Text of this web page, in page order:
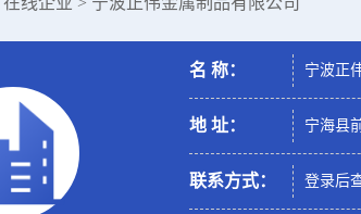
名 称： 宁波正
地 址： 宁海县
联系方式： 登录后